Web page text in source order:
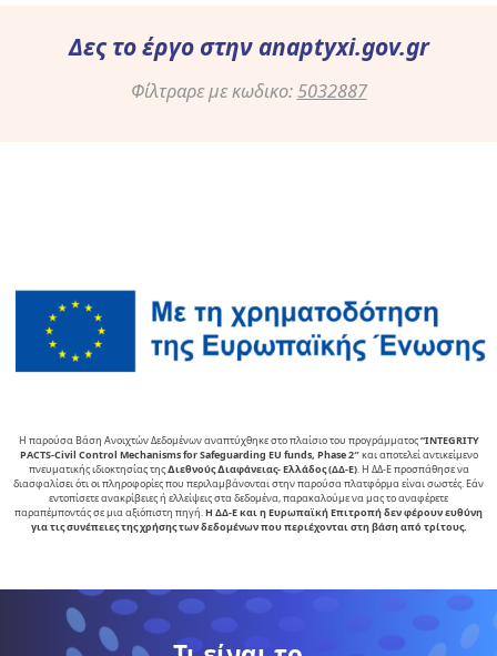
Δες το έργο στην anaptyxi.gov.gr
Φίλτραρε με κωδικο:5032887
Η παρούσα Βάση Ανοιχτών Δεδομένων αναπτύχθηκε στο πλαίσιο του προγράμματος“INTEGRITY
PACTS-Civil Control Mechanisms for Safeguarding EU funds, Phase 2″και αποτελεί αντικείµενο
πνευµατικής ιδιοκτησίας της∆ιεθνούς ∆ιαφάνειας- Ελλάδος (ΔΔ-Ε). Η ΔΔ-Ε προσπάθησε να
διασφαλίσει ότι οι πληροφορίες που περιλαμβάνονται στην παρούσα πλατφόρμα είναι σωστές. Εάν
εντοπίσετε ανακρίβειες ή ελλείψεις στα δεδομένα, παρακαλούμε να μας το αναφέρετε
παραπέμποντάς σε μια αξιόπιστη πηγή.Η ΔΔ-Ε και η Ευρωπαϊκή Επιτροπή δεν φέρουν ευθύνη
για τις συνέπειες της χρήσης των δεδομένων που περιέχονται στη βάση από τρίτους.